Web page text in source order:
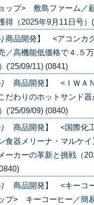
ップ> 敷島ファーム／
得（2025年9月11日号）
り商品開発】 <アコンカ
／高機能低価格で４.５
('25/09/11) (0841)
り 商品開発】 <ＩＷＡ
だわりのホットサンド
('25/09/09) (0840)
り 商品開発】 <国際化
食器メリーナ・マルケ
ーカーの革新と挑戦（
り 商品開発】 <キーコ
プ> キーコーヒー／簡